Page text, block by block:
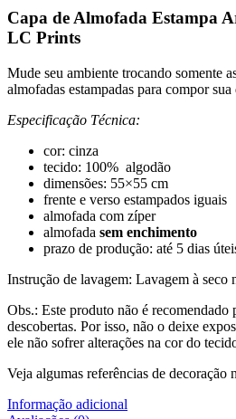
Capa de Almofada Estampa
LC Prints
Mude seu ambiente trocando somente
almofadas estampadas para compor sua
Especificação Técnica:
cor: cinza
tecido: 100% algodão
dimensões: 55×55 cm
frente e verso estampados iguais
almofada com zíper
almofada sem enchimento
prazo de produção: até 5 dias
Instrução de lavagem: Lavagem à seco
Obs.: Este produto não é recomendado
descobertas. Por isso, não o deixe
ele não sofrer alterações na cor do
Veja algumas referências de decoração
Informação adicional